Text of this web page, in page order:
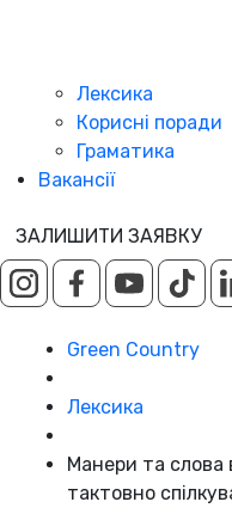
Лексика
Корисні поради
Граматика
Вакансії
ЗАЛИШИТИ ЗАЯВКУ
Green Country
Лексика
Манери та слова
тактовно